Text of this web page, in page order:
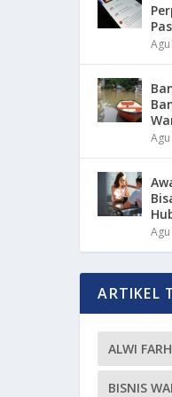
ARTIKEL
ALWI
BISNIS